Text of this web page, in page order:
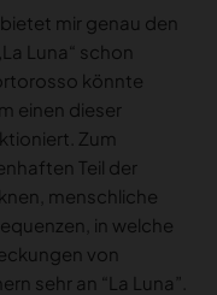
mir genau den
Luna“ schon
könnte
einen dieser
Zum
Teil der
menschliche
in welche
von
sehr an “La Luna”.